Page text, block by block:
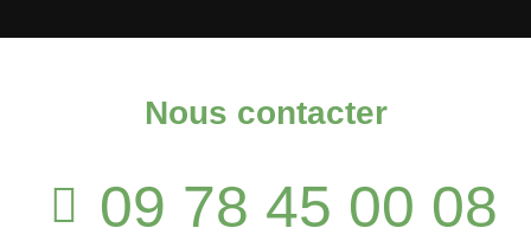
Nous contacter
09 78 45 00 08